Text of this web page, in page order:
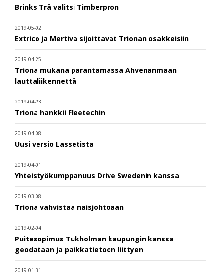
Brinks Trä valitsi Timberpron
2019-05-02
Extrico ja Mertiva sijoittavat Trionan osakkeisiin
2019-04-25
Triona mukana parantamassa Ahvenanmaan
lauttaliikennettä
2019-04-23
Triona hankkii Fleetechin
2019-04-08
Uusi versio Lassetista
2019-04-01
Yhteistyökumppanuus Drive Swedenin kanssa
2019-03-08
Triona vahvistaa naisjohtoaan
2019-02-04
Puitesopimus Tukholman kaupungin kanssa
geodataan ja paikkatietoon liittyen
2019-01-31